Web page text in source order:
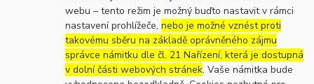
webu – tento režim je možný buďto nastavit v rámci
nastavení prohlížeče,nebo je možné vznést proti
takovému sběru na základě oprávněného zájmu
správce námitku dle čl. 21 Nařízení, která je dostupná
v dolní části webových stránek. Vaše námitka bude